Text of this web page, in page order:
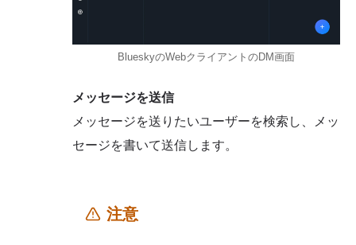
BlueskyのWebクライアントのDM画面
メッセージを送信
メッセージを送りたいユーザーを検索し、メッ
セージを書いて送信します。
注意